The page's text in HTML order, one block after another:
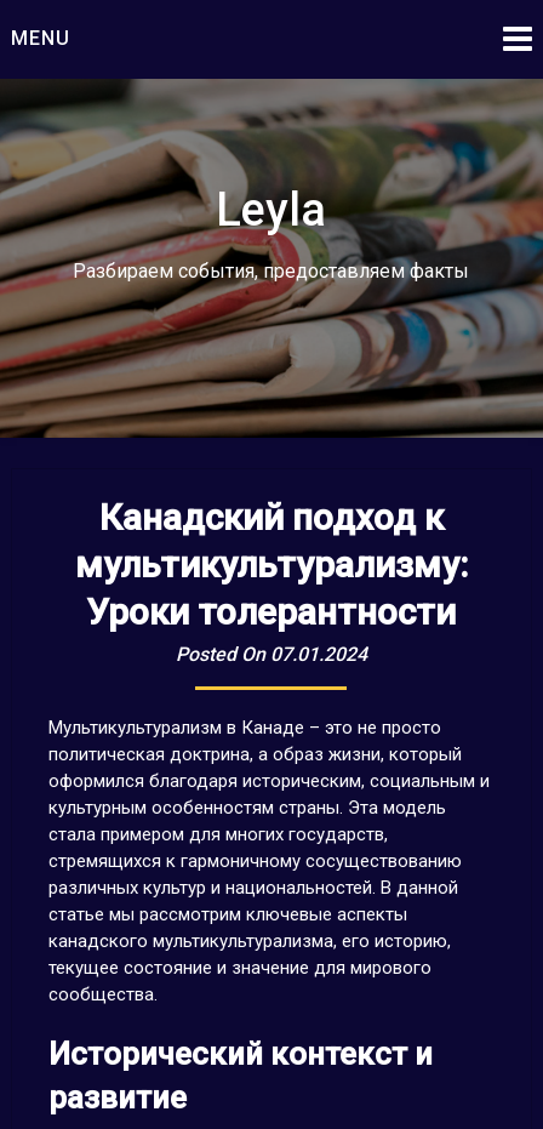
toMENU
Leyla
Разбираем события, предоставляем факты
Канадский подход к
мультикультурализму:
Уроки толерантности
Posted On 07.01.2024
Мультикультурализм в Канаде – это не просто
политическая доктрина, а образ жизни, который
оформился благодаря историческим, социальным и
культурным особенностям страны. Эта модель
стала примером для многих государств,
стремящихся к гармоничному сосуществованию
различных культур и национальностей. В данной
статье мы рассмотрим ключевые аспекты
канадского мультикультурализма, его историю,
текущее состояние и значение для мирового
сообщества.
Исторический контекст и
развитие